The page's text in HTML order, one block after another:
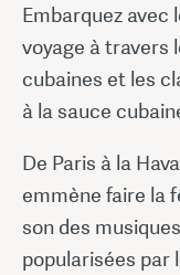
Embarquez avec
voyage à travers
cubaines et les
à la sauce
De Paris à la
emmène faire la
son des
popularisées par